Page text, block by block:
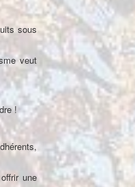
sous
veut
!
une